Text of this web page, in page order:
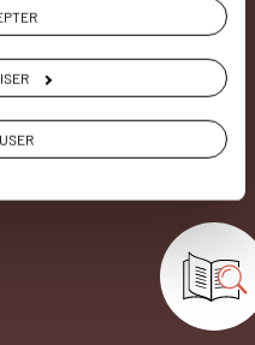
pas les seuls
qui font